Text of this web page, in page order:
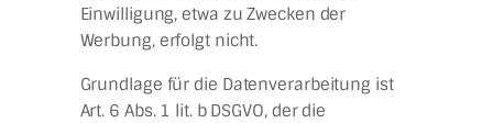
Einwilligung, etwa zu Zwecken der
Werbung, erfolgt nicht.
Grundlage für die Datenverarbeitung ist
Art. 6 Abs. 1 lit. b DSGVO, der die